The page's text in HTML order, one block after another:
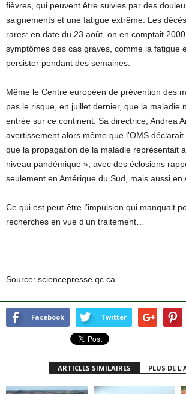
fièvres, qui peuvent être suivies par des
saignements et une fatigue extrême. Les
rares: en date du 23 août, on en comptait
symptômes des cas graves, comme la fatigue
persister pendant des semaines.
Même le Centre européen de prévention des
pas le risque, en juillet dernier, que la maladie
entrée sur ce continent. Sa directrice, Andrea
avertissement alors même que l’OMS déclarait
que la propagation de la maladie représentait
niveau pandémique », avec des éclosions
seulement en Amérique du Sud, mais aussi en
Ce qui est peut-être l’impulsion qui manquait
recherches en vue d’un traitement…
Source: sciencepresse.qc.ca
Facebook Twitter
ARTICLES SIMILAIRES PLUS DE